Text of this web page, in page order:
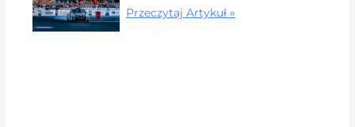
Przeczytaj Artykuł »